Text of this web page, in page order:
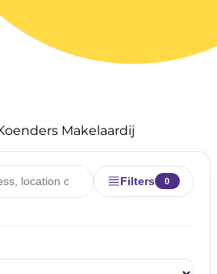
Makelaardij
Filters 0